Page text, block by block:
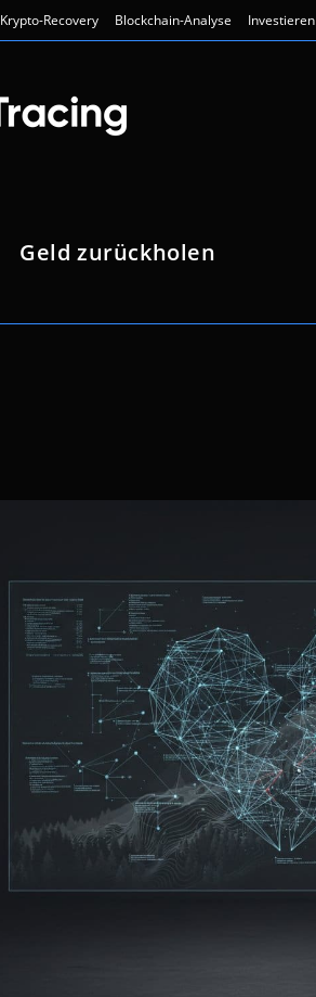
Krypto-Recovery Blockchain-Analyse Investieren
Geld zurückholen